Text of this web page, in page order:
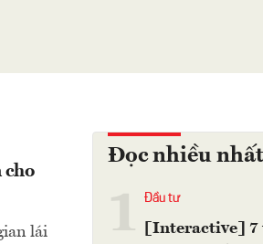
cho
lái
Đọc nhiều nhất
Đầu tư
[Interactive] 7